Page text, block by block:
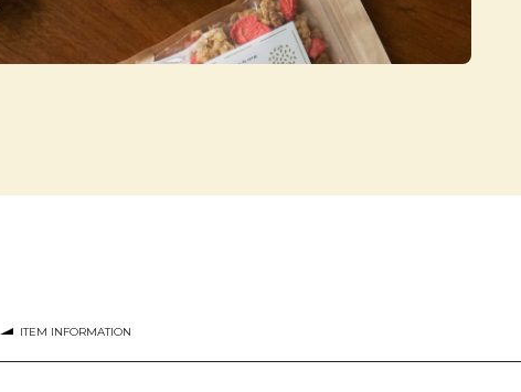
ITEM INFORMATION